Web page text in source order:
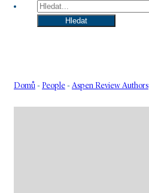
Hledat
Hledat
Domů - People - Aspen Review Authors